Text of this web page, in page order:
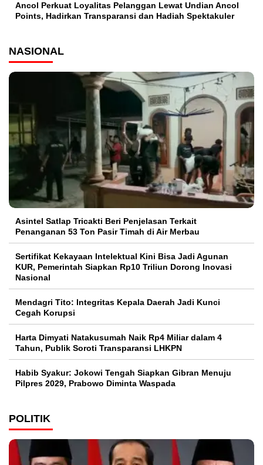
Ancol Perkuat Loyalitas Pelanggan Lewat Undian Ancol
Points, Hadirkan Transparansi dan Hadiah Spektakuler
NASIONAL
Asintel Satlap Tricakti Beri Penjelasan Terkait
Penanganan 53 Ton Pasir Timah di Air Merbau
Sertifikat Kekayaan Intelektual Kini Bisa Jadi Agunan
KUR, Pemerintah Siapkan Rp10 Triliun Dorong Inovasi
Nasional
Mendagri Tito: Integritas Kepala Daerah Jadi Kunci
Cegah Korupsi
Harta Dimyati Natakusumah Naik Rp4 Miliar dalam 4
Tahun, Publik Soroti Transparansi LHKPN
Habib Syakur: Jokowi Tengah Siapkan Gibran Menuju
Pilpres 2029, Prabowo Diminta Waspada
POLITIK